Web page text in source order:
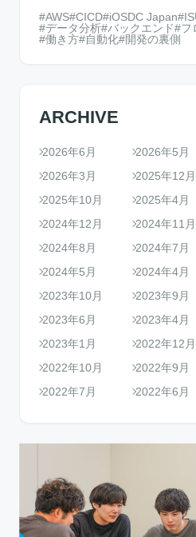
AWS CICD iOSDC Japan
データ分析 バックエンド フ
働き方
自動化 開発の裏側
ARCHIVE
2026年6月 2026年5月
2026年3月
2025年12月
2025年10月
2025年4月
2024年12月
2024年11月
2024年8月
2024年7月
2024年5月
2024年4月
2023年10月
2023年9月
2023年6月
2023年4月
2023年1月
2022年12月
2022年10月
2022年9月
2022年7月
2022年6月